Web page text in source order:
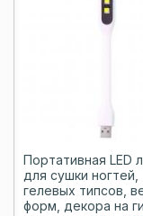
Портативная LED
для сушки ногтей,
гелевых типсов,
форм, декора на